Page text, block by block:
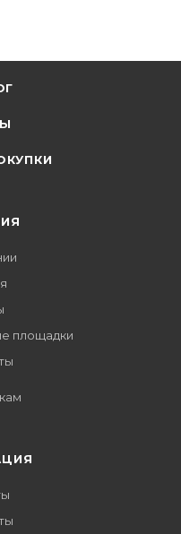
площадки